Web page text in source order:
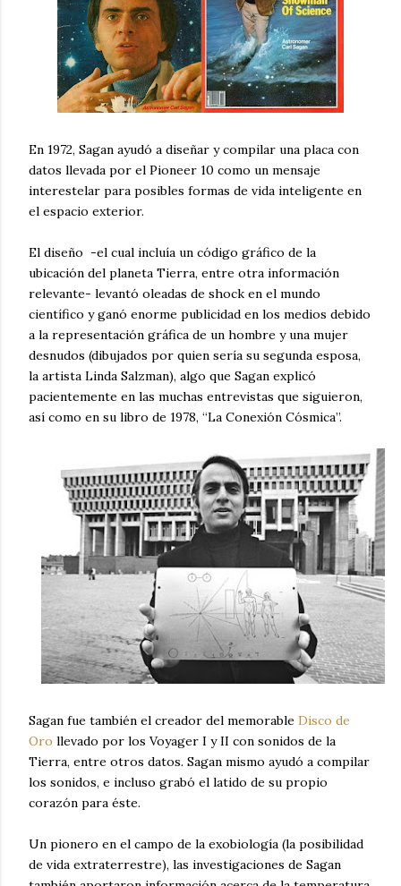
En 1972, Sagan ayudó a diseñar y compilar una placa con
datos llevada por el Pioneer 10 como un mensaje
interestelar para posibles formas de vida inteligente en
el espacio exterior.
El diseño -el cual incluía un código gráfico de la
ubicación del planeta Tierra, entre otra información
relevante- levantó oleadas de shock en el mundo
científico y ganó enorme publicidad en los medios debido
a la representación gráfica de un hombre y una mujer
desnudos (dibujados por quien sería su segunda esposa,
la artista Linda Salzman), algo que Sagan explicó
pacientemente en las muchas entrevistas que siguieron,
así como en su libro de 1978, “La Conexión Cósmica”.
Sagan fue también el creador del memorable Disco de
Oro llevado por los Voyager I y II con sonidos de la
Tierra, entre otros datos. Sagan mismo ayudó a compilar
los sonidos, e incluso grabó el latido de su propio
corazón para éste.
Un pionero en el campo de la exobiología (la posibilidad
de vida extraterrestre), las investigaciones de Sagan